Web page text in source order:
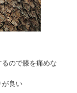
るので膝を痛めな
が良い